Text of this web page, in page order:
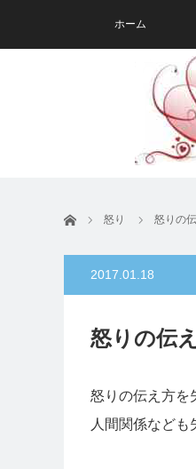
ホーム
ホーム 怒り 怒りの
2017.01.18
怒りの伝
怒りの伝え方を
人間関係なども